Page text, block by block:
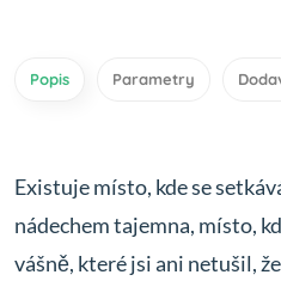
Popis Parametry
Existuje místo, kde se
nádechem tajemna, místo,
vášně, které jsi ani netušil,